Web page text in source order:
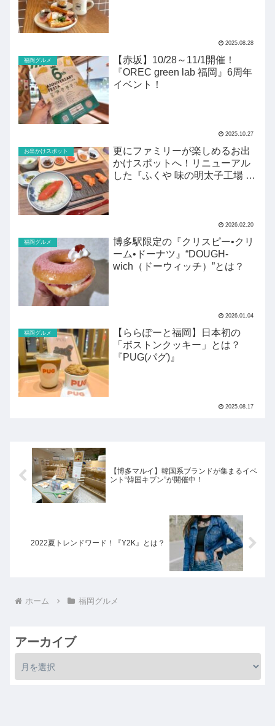
2025.08.28
福岡グルメ
【赤坂】10/28～11/1開催！
『OREC green lab 福岡』6周年
イベント！
2025.10.27
お出かけスポット
更にファミリーが楽しめるお出
かけスポットへ！リニューアル
した『ふくや 味の明太子工場 ハ
2026.02.20
福岡グルメ
博多駅限定の『クリスピー•クリ
ーム•ドーナツ』“DOUGH-
wich（ドーウィッチ）”とは？
2026.01.04
福岡グルメ
【ららぽーと福岡】日本初の
「ボストンクッキー」とは？
『PUG(パグ)』
2025.08.17
【博多マルイ】韓国系ブランドが集まるイベ
ント“韓国キブン”が開催中！
2022夏トレンドワード！『Y2K』とは？
ホーム 福岡グルメ
アーカイブ